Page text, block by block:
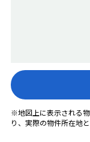
※地図上に表示される
り、実際の物件所在地